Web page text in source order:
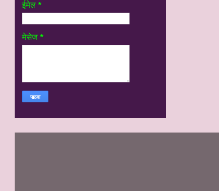
ईमेल *
मेसेज *